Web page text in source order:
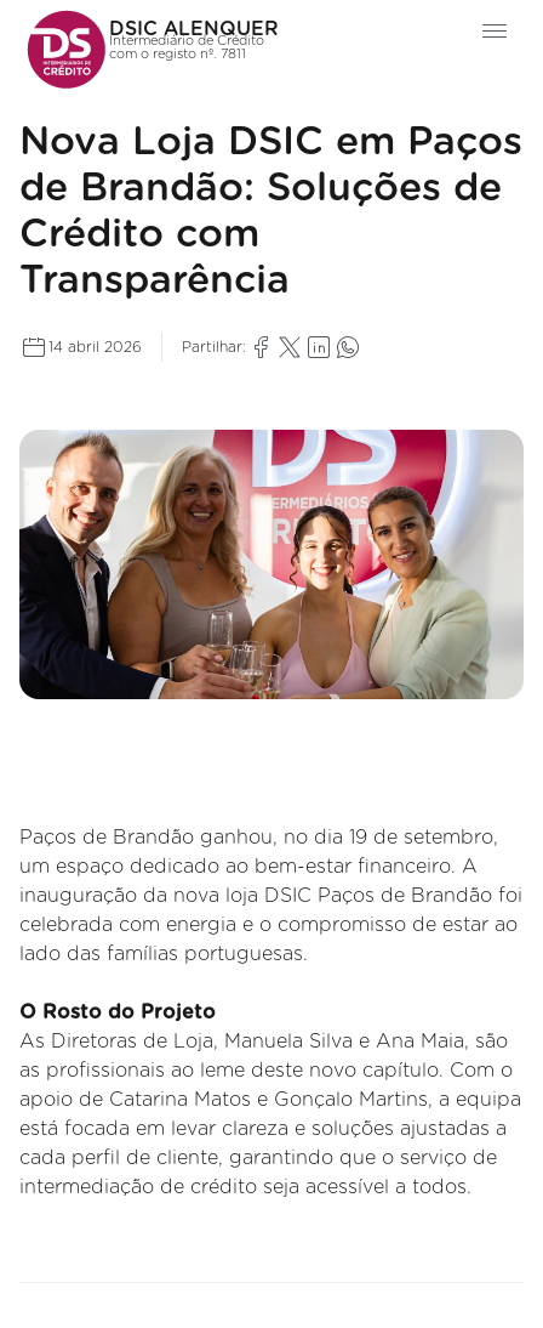
DSIC ALENQUER
Intermediário de Crédito
com o registo nº. 7811
Nova Loja DSIC em Paços
de Brandão: Soluções de
Crédito com
Transparência
14 abril 2026 Partilhar:
Paços de Brandão ganhou, no dia 19 de setembro,
um espaço dedicado ao bem-estar financeiro. A
inauguração da nova loja DSIC Paços de Brandão foi
celebrada com energia e o compromisso de estar ao
lado das famílias portuguesas.
O Rosto do Projeto
As Diretoras de Loja, Manuela Silva e Ana Maia, são
as profissionais ao leme deste novo capítulo. Com o
apoio de Catarina Matos e Gonçalo Martins, a equipa
está focada em levar clareza e soluções ajustadas a
cada perfil de cliente, garantindo que o serviço de
intermediação de crédito seja acessível a todos.